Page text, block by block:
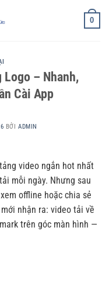
0
– Nhanh,
Cài App
BỞI ADMIN
video ngắn hot nhất
mỗi ngày. Nhưng sau
offline hoặc chia sẻ
nhận ra: video tải về
trên góc màn hình —